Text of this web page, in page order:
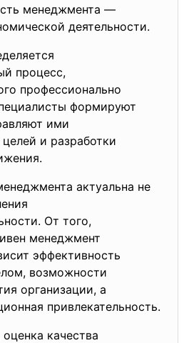
менеджмента —
деятельности.
процесс,
профессионально
формируют
ими
и разработки
актуальна не
От того,
менеджмент
эффективность
возможности
организации, а
привлекательность.
качества